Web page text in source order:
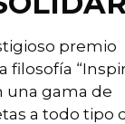
premio
filosofía
una gama de
a todo tipo